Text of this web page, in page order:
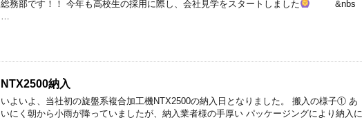
総務部です！！ 今年も高校生の採用に際し、会社見学をスタートしました
&nbs
…
NTX2500納入
いよいよ、当社初の旋盤系複合加工機NTX2500の納入日となりました。 搬入の様子① あ
いにく朝から小雨が降っていましたが、納入業者様の手厚い パッケージングにより納入に